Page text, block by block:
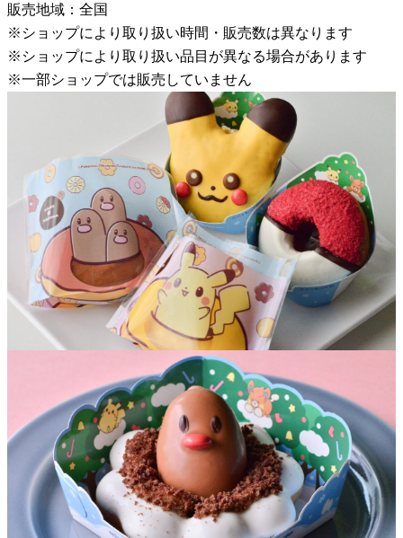
販売地域：全国
※ショップにより取り扱い時間・販売数は異なります
※ショップにより取り扱い品目が異なる場合があります
※一部ショップでは販売していません